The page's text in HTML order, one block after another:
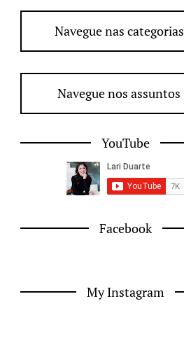
Navegue nas categorias
Navegue nos assuntos
YouTube
Facebook
My Instagram